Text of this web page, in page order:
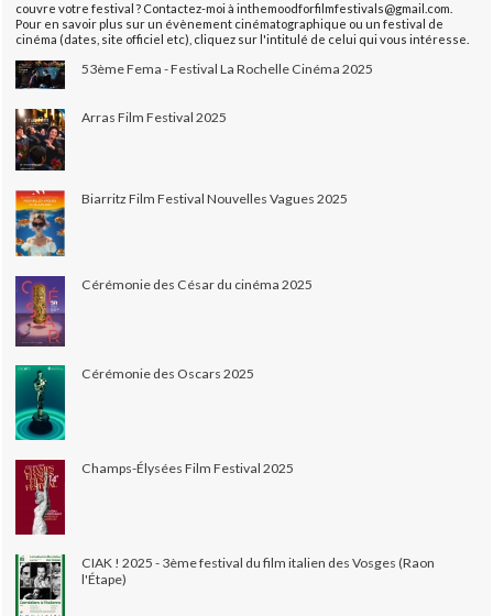
couvre votre festival ? Contactez-moi à inthemoodforfilmfestivals@gmail.com.
Pour en savoir plus sur un évènement cinématographique ou un festival de
cinéma (dates, site officiel etc), cliquez sur l'intitulé de celui qui vous intéresse.
53ème Fema - Festival La Rochelle Cinéma 2025
Arras Film Festival 2025
Biarritz Film Festival Nouvelles Vagues 2025
Cérémonie des César du cinéma 2025
Cérémonie des Oscars 2025
Champs-Élysées Film Festival 2025
CIAK ! 2025 - 3ème festival du film italien des Vosges (Raon
l'Étape)